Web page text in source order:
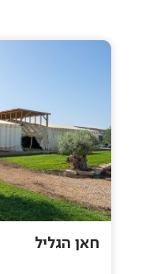
חאן הגליל